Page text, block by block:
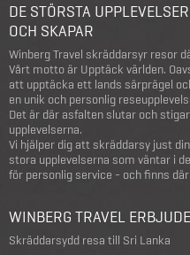
DE STÖRSTA
OCH SKAPAR
Winberg Travel skräddarsyr resor
Vårt motto är Upptäck världen.
att upptäcka ett lands särprägel
en unik och personlig
Det är där asfalten slutar och
upplevelserna.
Vi hjälper dig att skräddarsy just
stora upplevelserna som väntar i
för personlig service - och finns
WINBERG TRAVEL
Skräddarsydd resa till Sri Lanka